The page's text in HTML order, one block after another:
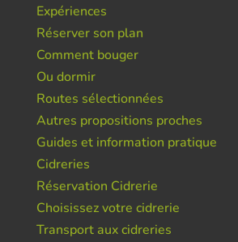
Expériences
Réserver son plan
Comment bouger
Ou dormir
Routes sélectionnées
Autres propositions proches
Guides et information pratique
Cidreries
Réservation Cidrerie
Choisissez votre cidrerie
Transport aux cidreries